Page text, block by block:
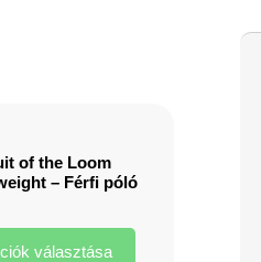
of the Loom
– Férfi póló
választása